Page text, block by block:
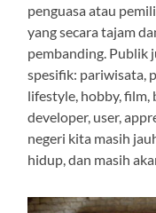
penguasa atau
yang secara tajam
pembanding. Publik
spesifik: pariwisata,
lifestyle, hobby, film,
developer, user,
negeri kita masih
hidup, dan masih